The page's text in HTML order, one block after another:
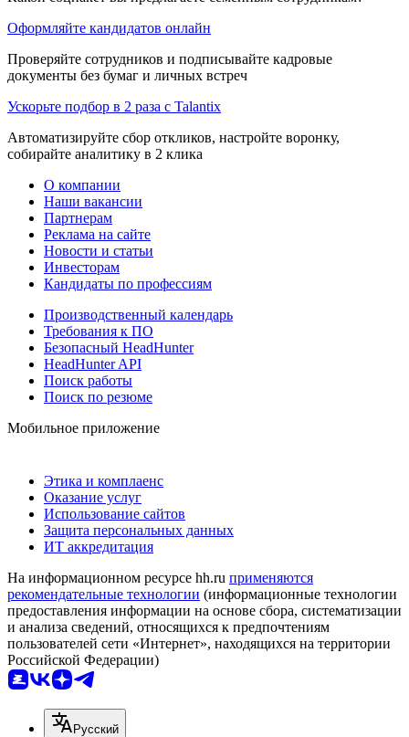
Оформляйте кандидатов онлайн
Проверяйте сотрудников и подписывайте кадровые
документы без бумаг и личных встреч
Ускорьте подбор в 2 раза с Talantix
Автоматизируйте сбор откликов, настройте воронку,
собирайте аналитику в 2 клика
О компании
Наши вакансии
Партнерам
Реклама на сайте
Новости и статьи
Инвесторам
Кандидаты по профессиям
Производственный календарь
Требования к ПО
Безопасный HeadHunter
HeadHunter API
Поиск работы
Поиск по резюме
Мобильное приложение
Этика и комплаенс
Оказание услуг
Использование сайтов
Защита персональных данных
ИТ аккредитация
На информационном ресурсе hh.ru применяются
рекомендательные технологии (информационные технологии
предоставления информации на основе сбора, систематизации
и анализа сведений, относящихся к предпочтениям
пользователей сети «Интернет», находящихся на территории
Российской Федерации)
Русский